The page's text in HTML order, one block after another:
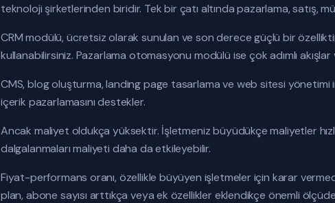
teknoloji şirketlerinden biridir. Tek bir çatı altında pazarlama, satış,
CRM modülü, ücretsiz olarak sunulan ve son derece güçlü bir
kullanabilirsiniz. Pazarlama otomasyonu modülü ise çok adımlı
CMS, blog oluşturma, landing page tasarlama ve web sitesi yönetimi
içerik pazarlamasını destekler.
Ancak maliyet oldukça yüksektir. İşletmeniz büyüdükçe maliyetler
dalgalanmaları maliyeti daha da etkileyebilir.
Fiyat-performans oranı, özellikle büyüyen işletmeler için karar
plan, abone sayısı arttıkça veya ek özellikler eklendikçe önemli